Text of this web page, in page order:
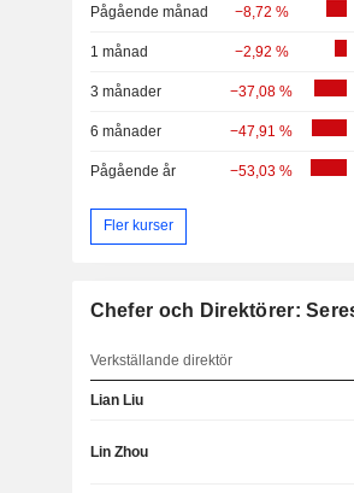
Pågående månad −8,72 %
1 månad −2,92 %
3 månader −37,08 %
6 månader −47,91 %
Pågående år −53,03 %
Fler kurser
Chefer och Direktörer:
Verkställande direktör
Lian Liu
Lin Zhou